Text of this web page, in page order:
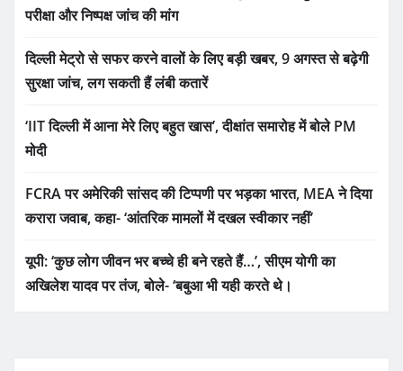
परीक्षा और निष्पक्ष जांच की मांग
दिल्ली मेट्रो से सफर करने वालों के लिए बड़ी खबर, 9 अगस्त से बढ़ेगी
सुरक्षा जांच, लग सकती हैं लंबी कतारें
‘IIT दिल्ली में आना मेरे लिए बहुत खास’, दीक्षांत समारोह में बोले PM
मोदी
FCRA पर अमेरिकी सांसद की टिप्पणी पर भड़का भारत, MEA ने दिया
करारा जवाब, कहा- ‘आंतरिक मामलों में दखल स्वीकार नहीं’
यूपी: ‘कुछ लोग जीवन भर बच्चे ही बने रहते हैं…’, सीएम योगी का
अखिलेश यादव पर तंज, बोले- ‘बबुआ भी यही करते थे।